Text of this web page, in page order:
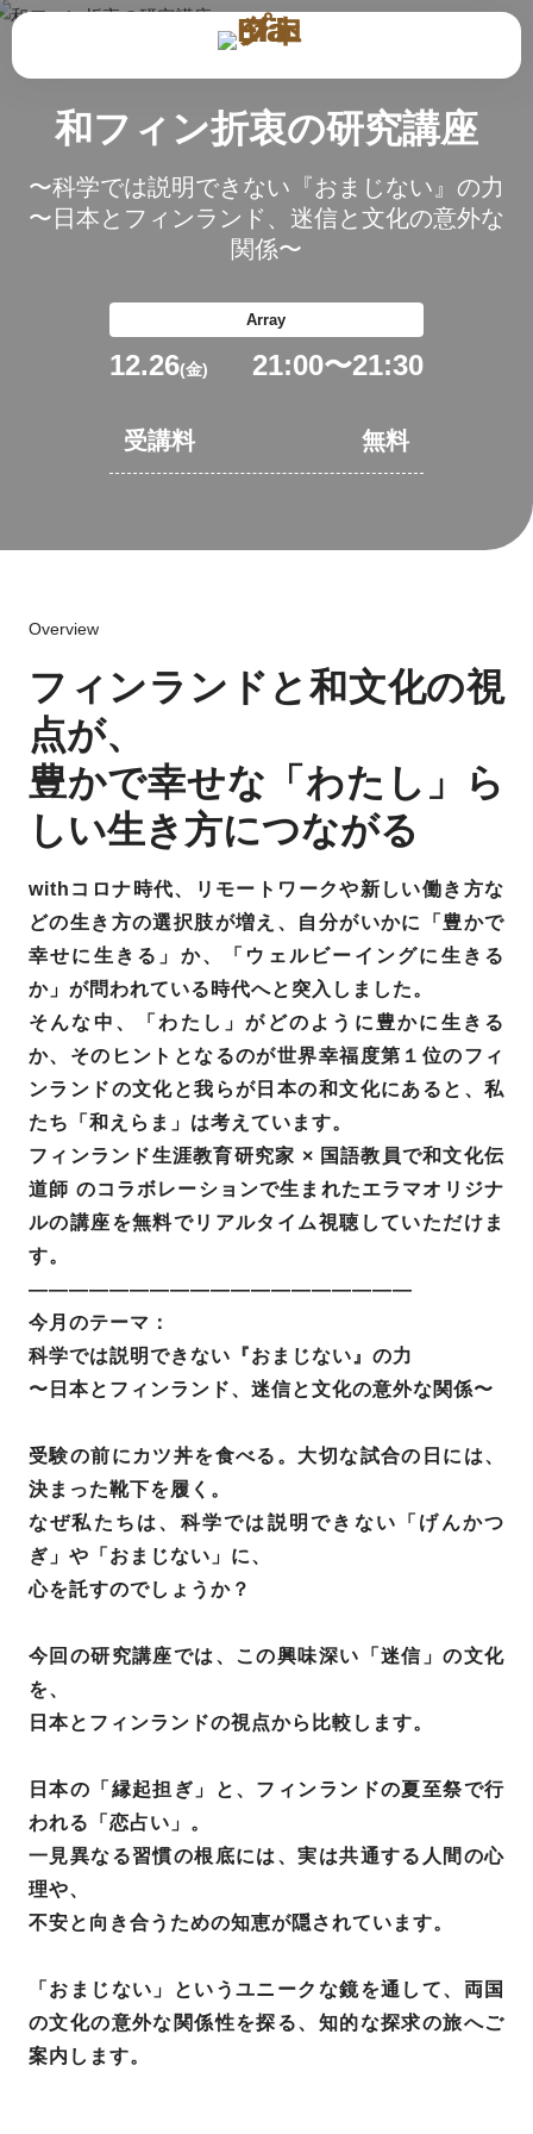
和フィン折衷の研究講座
〜科学では説明できない『おまじない』の力
〜日本とフィンランド、迷信と文化の意外な
関係〜
Array
12.26(金) 21:00〜21:30
受講料 無料
Overview
フィンランドと和文化の視
点が、
豊かで幸せな「わたし」ら
しい生き方につながる
withコロナ時代、リモートワークや新しい働き方な
どの生き方の選択肢が増え、自分がいかに「豊かで
幸せに生きる」か、「ウェルビーイングに生きる
か」が問われている時代へと突入しました。
そんな中、「わたし」がどのように豊かに生きる
か、そのヒントとなるのが世界幸福度第１位のフィ
ンランドの文化と我らが日本の和文化にあると、私
たち「和えらま」は考えています。
フィンランド生涯教育研究家 × 国語教員で和文化伝
道師 のコラボレーションで生まれたエラマオリジナ
ルの講座を無料でリアルタイム視聴していただけま
す。
———————————————————
今月のテーマ：
科学では説明できない『おまじない』の力
〜日本とフィンランド、迷信と文化の意外な関係〜
受験の前にカツ丼を食べる。大切な試合の日には、
決まった靴下を履く。
なぜ私たちは、科学では説明できない「げんかつ
ぎ」や「おまじない」に、
心を託すのでしょうか？
今回の研究講座では、この興味深い「迷信」の文化
を、
日本とフィンランドの視点から比較します。
日本の「縁起担ぎ」と、フィンランドの夏至祭で行
われる「恋占い」。
一見異なる習慣の根底には、実は共通する人間の心
理や、
不安と向き合うための知恵が隠されています。
「おまじない」というユニークな鏡を通して、両国
の文化の意外な関係性を探る、知的な探求の旅へご
案内します。